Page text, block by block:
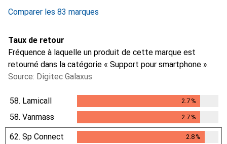
Comparer les 83 marques
Taux de retour
Fréquence à laquelle un produit de cette marque est
retourné dans la catégorie « Support pour smartphone ».
Source: Digitec Galaxus
58. Lamicall 2.7%
2.7%
58. Vanmass 2.7%
2.7%
62. Sp Connect 2.8%